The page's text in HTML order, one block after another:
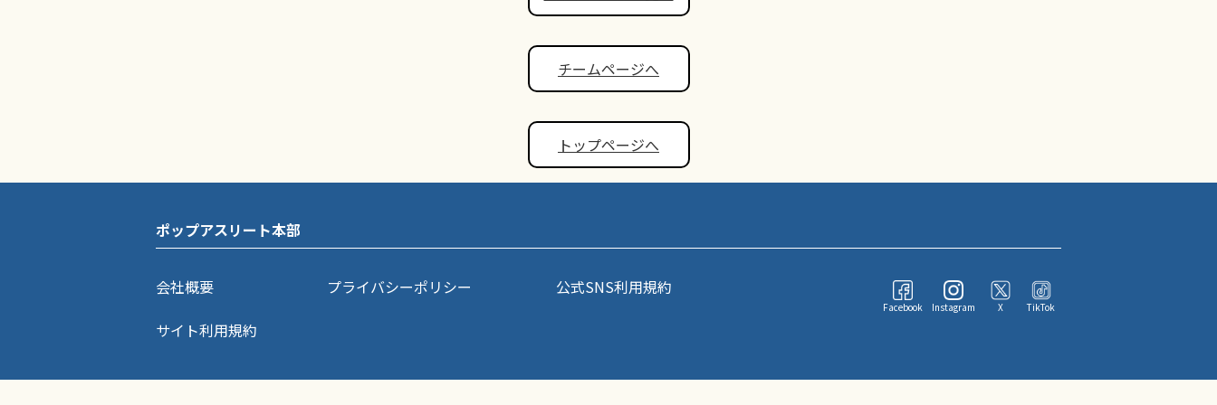
チームページへ
トップページへ
ポップアスリート本部
会社概要 プライバシーポリシー
公式SNS利用規約
サイト利用規約
Facebook Instagram X TikTok